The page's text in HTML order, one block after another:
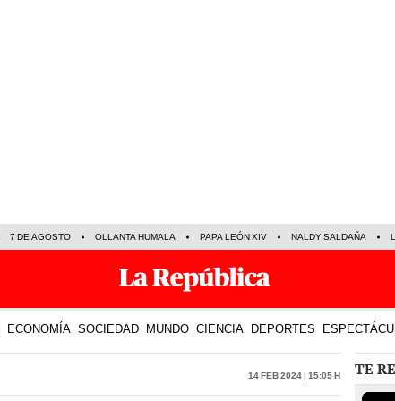
7 DE AGOSTO OLLANTA HUMALA PAPA LEÓN XIV NALDY SALDAÑA
ECONOMÍA SOCIEDAD MUNDO CIENCIA DEPORTES
14 Feb 2024 | 15:05 h TE